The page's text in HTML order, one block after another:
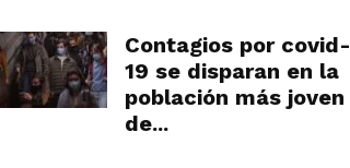
Contagios por covid-
19 se disparan en la
población más joven
de...